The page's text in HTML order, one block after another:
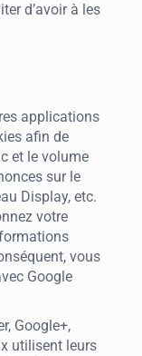
d’avoir à les
applications
afin de
et le volume
sur le
Display, etc.
votre
vous
Google
Google+,
utilisent leurs